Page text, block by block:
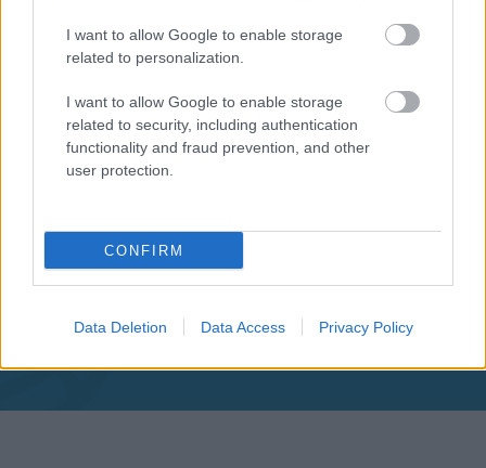
I want to allow Google to enable storage
related to personalization.
I want to allow Google to enable storage
related to security, including authentication
functionality and fraud prevention, and other
user protection.
CONFIRM
Data Deletion Data Access Privacy Policy
Aκολουθήστε μας
παντού…